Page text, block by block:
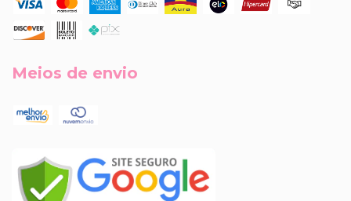
Meios de envio